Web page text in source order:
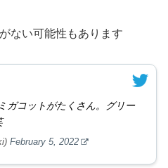
ない可能性もあります
ガコットがたくさん。グリー
February 5, 2022